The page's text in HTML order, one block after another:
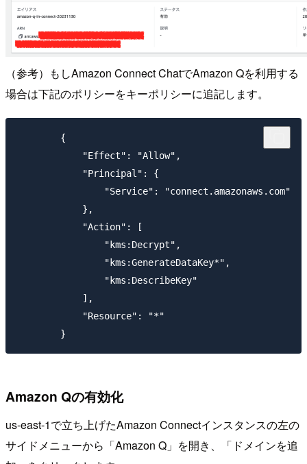
（参考）もしAmazon Connect ChatでAmazon Qを利用する
場合は下記のポリシーをキーポリシーに追記します。
        {
            "Effect": "Allow",
            "Principal": {
                "Service": "connect.amazonaws.com"
            },
            "Action": [
                "kms:Decrypt",
                "kms:GenerateDataKey*",
                "kms:DescribeKey"
            ],
            "Resource": "*"
Amazon Qの有効化
us-east-1で立ち上げたAmazon Connectインスタンスの左の
サイドメニューから「Amazon Q」を開き、「ドメインを追